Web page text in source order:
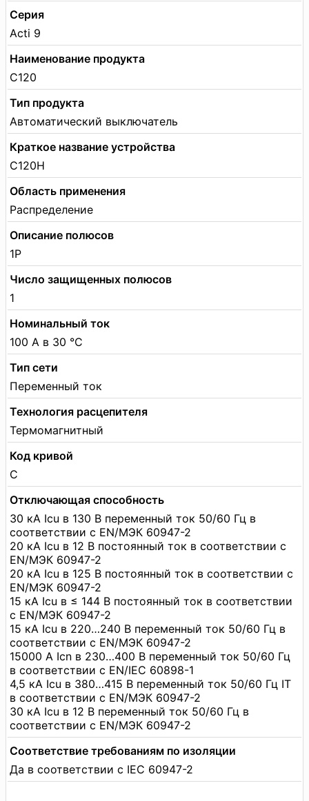
Серия
Acti 9
Наименование продукта
C120
Тип продукта
Автоматический выключатель
Краткое название устройства
C120H
Область применения
Распределение
Описание полюсов
1P
Число защищенных полюсов
1
Номинальный ток
100 А в 30 °C
Тип сети
Переменный ток
Технология расцепителя
Термомагнитный
Код кривой
С
Отключающая способность
30 кА Icu в 130 В переменный ток 50/60 Гц в
соответствии с EN/МЭК 60947-2
20 кА Icu в 12 В постоянный ток в соответствии с
EN/МЭК 60947-2
20 кА Icu в 125 В постоянный ток в соответствии с
EN/МЭК 60947-2
15 кА Icu в ≤ 144 В постоянный ток в соответствии
с EN/МЭК 60947-2
15 кА Icu в 220…240 В переменный ток 50/60 Гц в
соответствии с EN/МЭК 60947-2
15000 А Icn в 230…400 В переменный ток 50/60 Гц
в соответствии с EN/IEC 60898-1
4,5 кА Icu в 380…415 В переменный ток 50/60 Гц IT
в соответствии с EN/МЭК 60947-2
30 кА Icu в 12 В переменный ток 50/60 Гц в
соответствии с EN/МЭК 60947-2
Соответствие требованиям по изоляции
Да в соответствии с IEC 60947-2